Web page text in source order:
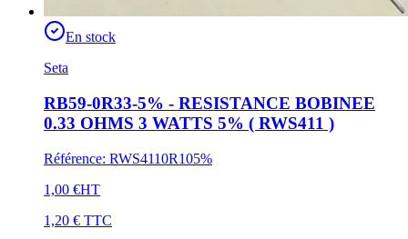
En stock
Seta
RB59-0R33-5% - RESISTANCE BOBINEE
0.33 OHMS 3 WATTS 5% ( RWS411 )
Référence: RWS4110R105%
1,00 €HT
1,20 € TTC